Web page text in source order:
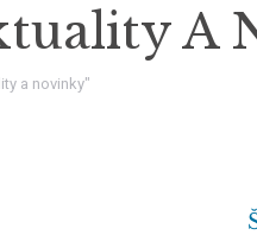
A
a novinky"